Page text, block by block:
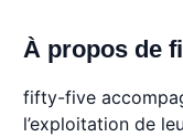
À propos de
fifty-five
l’exploitation de